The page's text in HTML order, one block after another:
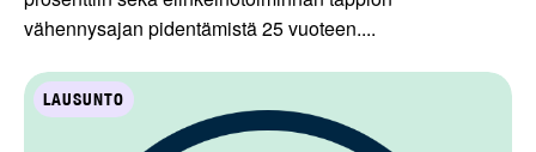
vähennysajan pidentämistä 25 vuoteen....
LAUSUNTO